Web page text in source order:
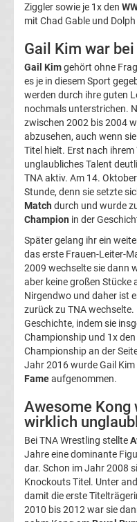
Ergebnisse
Europa
League
Tabelle
Europa
League
Ergebnisse
Conference
League
Erg.
Conference
Tabelle
Formel
1
Ziggler sowie je 1x den
mit Chad Gable und Dolph
Gail Kim war
Gail Kimgehört ohne
es je in diesem Sport
werden durch ihre guten
nochmals unterstrichen.
zwischen 2002 bis 2004
abzusehen, auch wenn
Titel hielt. Erst nach
unglaubliches Talent
TNA aktiv. Am 14.
Stunde, denn sie setzte
Match durch und wurde
Champion in der
Später gelang ihr ein
das erste Frauen-Leiter-
2009 wechselte sie dann
aber keine großen Stücke
Nirgendwo und daher ist
zurück zu TNA
Geschichte, indem sie
Championship und 1x
Championship an der
Jahr 2016 wurde Gail
Fameaufgenommen.
Awesome Kong
wirklich
Bei TNA Wrestling stellte
Jahre eine dominante
dar. Schon im Jahr 2008
Knockouts Titel. Unter
damit die erste
2010 bis 2012 war sie